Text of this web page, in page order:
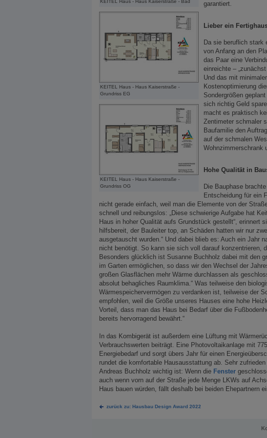
KEITEL Haus - Haus Kaiserstraße - Bad
KEITEL Haus - Haus Kaiserstraße -
Grundriss EG
KEITEL Haus - Haus Kaiserstraße -
Grundriss OG
garantiert.
Lieber ein
Da sie beruflich stark
von Anfang an den
das Paar eine
einreichte –
Und das mit
Kostenoptimierung
Sondergrößen
sich richtig Geld
macht es praktisch
Zentimeter schmaler
Baufamilie den
auf der schmalen
Wohnzimmerschrank
Hohe Qualität in
Die Bauphase
Entscheidung für ein
nicht gerade einfach, weil man die Elemente von der
schnell und reibungslos: „Diese schwierige Aufgabe hat
Haus in hoher Qualität aufs Grundstück gestellt“, erinnert
hilfsbereit, der Bauleiter top, an Schäden hatten wir nur
ausgetauscht wurden.“ Und dabei blieb es: Auch ein Jahr
nicht benötigt. So kann sie sich voll darauf konzentrieren,
Besonders glücklich ist Susanne Buchholz dabei mit den
im Garten ermöglichen, so dass wir den Wechsel der
großen Glasflächen mehr Wärme durchlassen als
absolut behagliches Raumklima.“ Was teilweise den
Wärmespeichervermögen zu verdanken ist, teilweise der
empfohlen, weil die Größe unseres Hauses eine hohe
Vorteil, dass man das Haus bei Bedarf über die
bereits hervorragend bewährt.“
In das Kombigerät ist außerdem eine Lüftung mit
Verbrauchswerten beiträgt. Eine Photovoltaikanlage mit
Energiebedarf und sorgt übers Jahr für einen
rundet die komfortable Hausausstattung ab. Sehr
Andreas Buchholz wichtig ist: Wenn die Fenster
auch wenn vorn auf der Straße jede Menge LKWs auf
Haus bauen würden, fällt deshalb bei beiden Ehepartnern
zurück zu: Hausbau Design Award 2022